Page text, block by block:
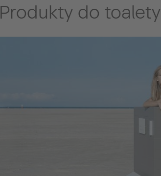
Produkty do toalety